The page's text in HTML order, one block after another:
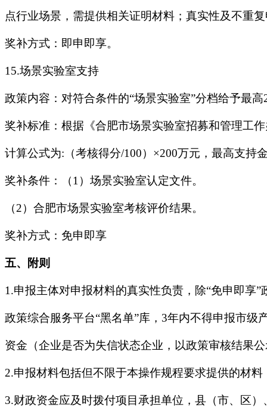
点行业场景，需提供相关证明材料；真实性及不重
奖补方式：即申即享。
15.场景实验室支持
政策内容：对符合条件的“场景实验室”分档给予最
奖补标准：根据《合肥市场景实验室招募和管理工
计算公式为:（考核得分/100）×200万元，最高支持
奖补条件：（1）场景实验室认定文件。
（2）合肥市场景实验室考核评价结果。
奖补方式：免申即享
五、附则
1.申报主体对申报材料的真实性负责，除“免申即享
政策综合服务平台“黑名单”库，3年内不得申报市
资金（企业是否为失信状态企业，以政策审核结果
2.申报材料包括但不限于本操作规程要求提供的材
3.财政资金应及时拨付项目承担单位，县（市、区